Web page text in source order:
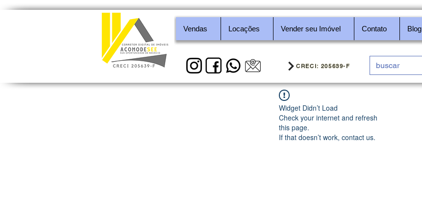
Vendas Locações Vender seu Imóvel Contato Blog
CRECI: 205639-F
Widget Didn’t Load
Check your internet and refresh
this page.
If that doesn’t work, contact us.